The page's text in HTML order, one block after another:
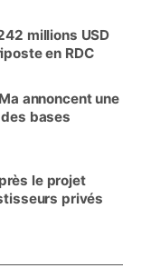
millions USD
en RDC
annoncent une
bases
le projet
privés